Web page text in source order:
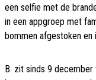
een selfie met de
in een appgroep met
bommen afgestoken
B. zit sinds 9